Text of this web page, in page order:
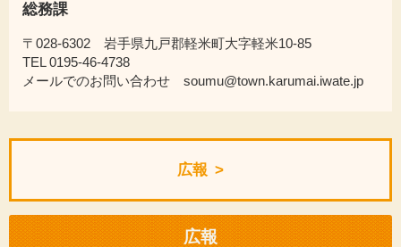
総務課
〒028-6302 岩手県九戸郡軽米町大字軽米10-85
TEL 0195-46-4738
メールでのお問い合わせ soumu@town.karumai.iwate.jp
広報
広報